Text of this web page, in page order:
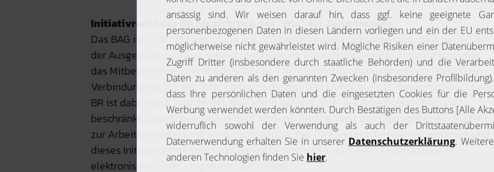
Initiativrecht des BR hinsichtlich des "Wie" der Zeiterfassung
Das BAG ist in der Entscheidung aus 2022 bereits davon ausgegangen, dass der BR bei
der Ausgestaltung einer Arbeitszeiterfassung ein entsprechendes Initiativrecht über
das Mitbestimmungsrecht aus § 87 Abs. 1 Nr. 7 Betriebsverfassungsgesetz (BetrVG) in
Verbindung mit § 3 Abs. 2 Nr. 1 Arbeitsschutzgesetz (ArbSchG) hat. Das Initiativrecht des
BR ist dabei nach Ansicht des BAG allein auf das „Wie“ der Arbeitszeiterfassung
beschränkt, da sich bereits aus dem ArbSchG ergebe, dass der Arbeitgeber ein System
zur Arbeitszeiterfassung einzurichten habe. Der BR kann sich bei der Geltendmachung
dieses Initiativrechts aber nicht darauf beschränken, dass eine Zeiterfassung in
elektronischer Form eingeführt werden soll.